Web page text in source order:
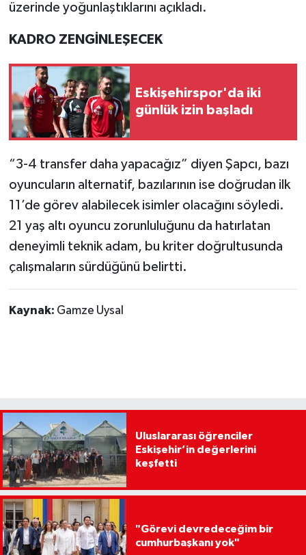
üzerinde yoğunlaştıklarını açıkladı.
KADRO ZENGİNLEŞECEK
Eskişehirspor'da iki
günlük izin başladı
“3-4 transfer daha yapacağız” diyen Şapcı, bazı
oyuncuların alternatif, bazılarının ise doğrudan ilk
11’de görev alabilecek isimler olacağını söyledi.
21 yaş altı oyuncu zorunluluğunu da hatırlatan
deneyimli teknik adam, bu kriter doğrultusunda
çalışmaların sürdüğünü belirtti.
Kaynak: Gamze Uysal
Uluslararası öğrenciler
Eskişehir’in değerlerini
keşfetti
"Görevi devredeceğim bir
cumhurbaşkanı yok"